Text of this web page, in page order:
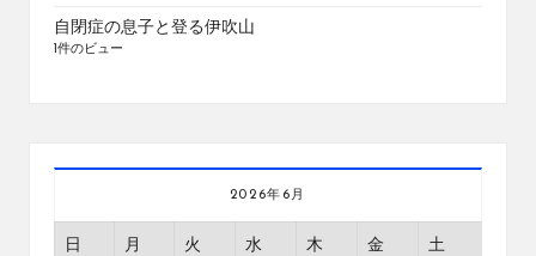
自閉症の息子と登る伊吹山
1件のビュー
2026年6月
日 月 火 水 木 金 土